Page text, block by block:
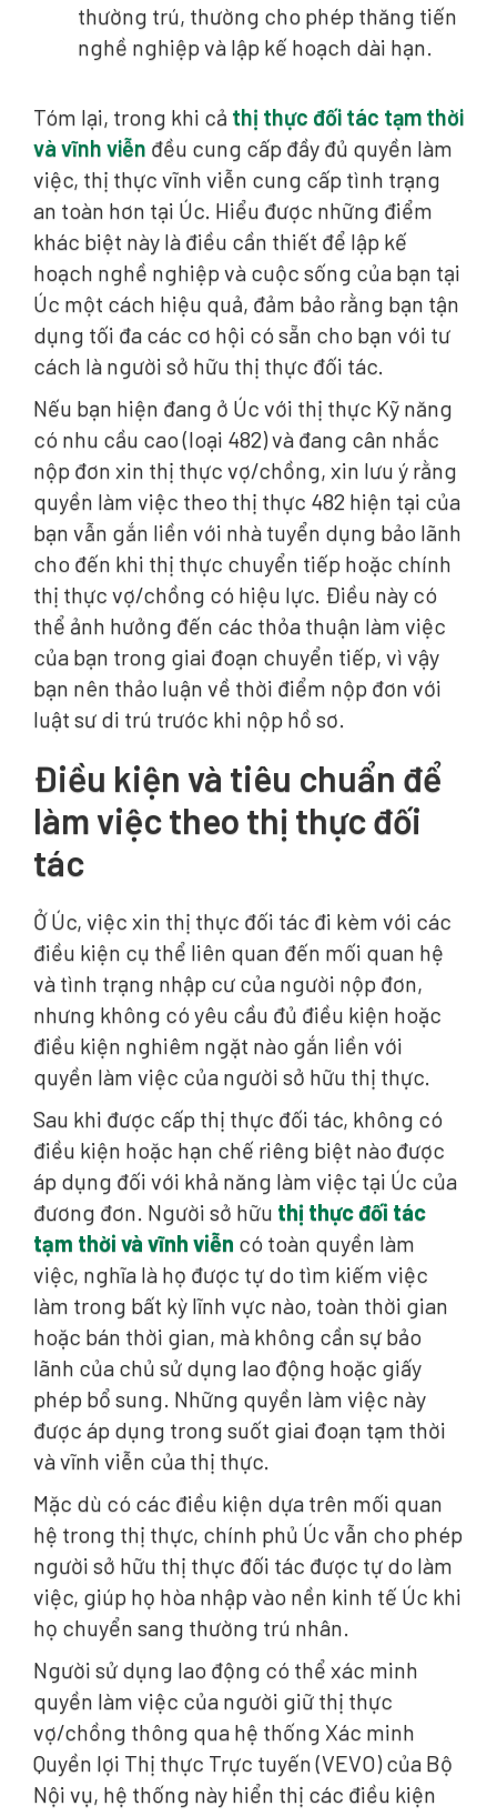
thường trú, thường cho phép thăng tiến
nghề nghiệp và lập kế hoạch dài hạn.
Tóm lại, trong khi cả thị thực đối tác tạm thời
và vĩnh viễn đều cung cấp đầy đủ quyền làm
việc, thị thực vĩnh viễn cung cấp tình trạng
an toàn hơn tại Úc. Hiểu được những điểm
khác biệt này là điều cần thiết để lập kế
hoạch nghề nghiệp và cuộc sống của bạn tại
Úc một cách hiệu quả, đảm bảo rằng bạn tận
dụng tối đa các cơ hội có sẵn cho bạn với tư
cách là người sở hữu thị thực đối tác.
Nếu bạn hiện đang ở Úc với thị thực Kỹ năng
có nhu cầu cao (loại 482) và đang cân nhắc
nộp đơn xin thị thực vợ/chồng, xin lưu ý rằng
quyền làm việc theo thị thực 482 hiện tại của
bạn vẫn gắn liền với nhà tuyển dụng bảo lãnh
cho đến khi thị thực chuyển tiếp hoặc chính
thị thực vợ/chồng có hiệu lực. Điều này có
thể ảnh hưởng đến các thỏa thuận làm việc
của bạn trong giai đoạn chuyển tiếp, vì vậy
bạn nên thảo luận về thời điểm nộp đơn với
luật sư di trú trước khi nộp hồ sơ.
Điều kiện và tiêu chuẩn để
làm việc theo thị thực đối
tác
Ở Úc, việc xin thị thực đối tác đi kèm với các
điều kiện cụ thể liên quan đến mối quan hệ
và tình trạng nhập cư của người nộp đơn,
nhưng không có yêu cầu đủ điều kiện hoặc
điều kiện nghiêm ngặt nào gắn liền với
quyền làm việc của người sở hữu thị thực.
Sau khi được cấp thị thực đối tác, không có
điều kiện hoặc hạn chế riêng biệt nào được
áp dụng đối với khả năng làm việc tại Úc của
đương đơn. Người sở hữu thị thực đối tác
tạm thời và vĩnh viễn có toàn quyền làm
việc, nghĩa là họ được tự do tìm kiếm việc
làm trong bất kỳ lĩnh vực nào, toàn thời gian
hoặc bán thời gian, mà không cần sự bảo
lãnh của chủ sử dụng lao động hoặc giấy
phép bổ sung. Những quyền làm việc này
được áp dụng trong suốt giai đoạn tạm thời
và vĩnh viễn của thị thực.
Mặc dù có các điều kiện dựa trên mối quan
hệ trong thị thực, chính phủ Úc vẫn cho phép
người sở hữu thị thực đối tác được tự do làm
việc, giúp họ hòa nhập vào nền kinh tế Úc khi
họ chuyển sang thường trú nhân.
Người sử dụng lao động có thể xác minh
quyền làm việc của người giữ thị thực
vợ/chồng thông qua hệ thống Xác minh
Quyền lợi Thị thực Trực tuyến (VEVO) của Bộ
Nội vụ, hệ thống này hiển thị các điều kiện